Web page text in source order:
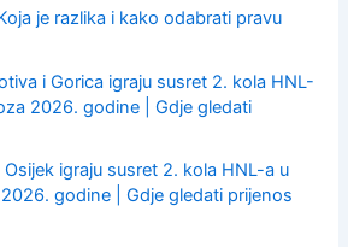
je razlika i kako odabrati pravu
i Gorica igraju susret 2. kola HNL-
2026. godine | Gdje gledati
Osijek igraju susret 2. kola HNL-a u
godine | Gdje gledati prijenos